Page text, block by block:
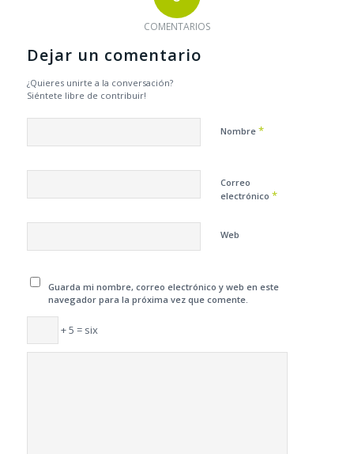
COMENTARIOS
Dejar un comentario
¿Quieres unirte a la conversación?
Siéntete libre de contribuir!
Nombre *
Correo
electrónico *
Web
Guarda mi nombre, correo electrónico y web en este
navegador para la próxima vez que comente.
+ 5 = six